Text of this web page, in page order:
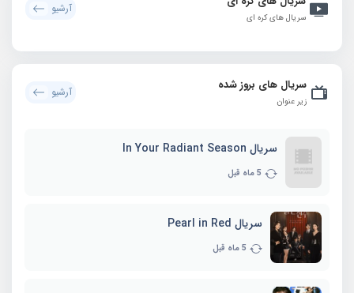
سریال های کره ای
آرشیو
سریال های بروز شده
زیر عنوان
آرشیو
سریال In Your Radiant Season
5 ماه قبل
سریال Pearl in Red
5 ماه قبل